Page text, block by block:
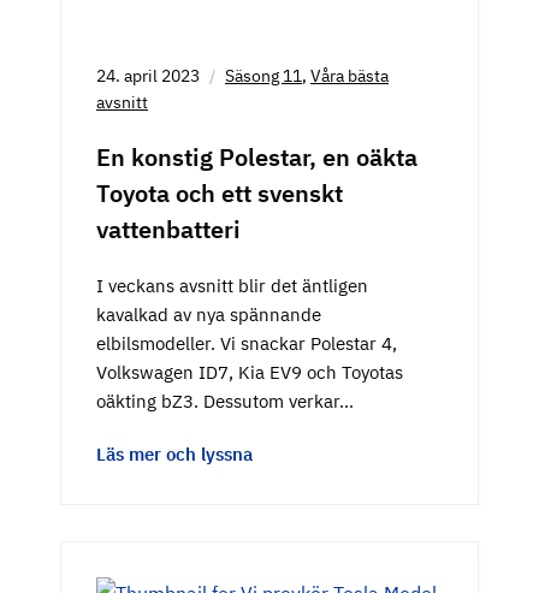
24. april 2023 Säsong 11, Våra bästa
avsnitt
En konstig Polestar, en oäkta
Toyota och ett svenskt
vattenbatteri
I veckans avsnitt blir det äntligen
kavalkad av nya spännande
elbilsmodeller. Vi snackar Polestar 4,
Volkswagen ID7, Kia EV9 och Toyotas
oäkting bZ3. Dessutom verkar…
Läs mer och lyssna